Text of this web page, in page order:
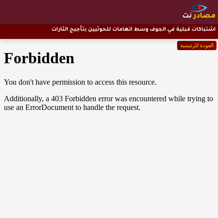
مصادرنت
العودة للرئيسية
اشتباكات قبلية في الجوف وسط اتهامات للحوثيين بتأجيج الثارات